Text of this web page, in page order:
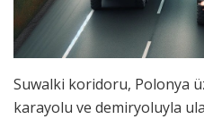
Suwalki koridoru, Polonya
karayolu ve demiryoluyla